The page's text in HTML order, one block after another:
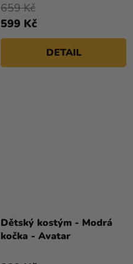
5
hvězdiček.
599 Kč
659 Kč
DETAIL
Dětský kostým - Modrá
kočka - Avatar